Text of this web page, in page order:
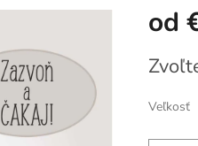
od
cena:
Veľkosť